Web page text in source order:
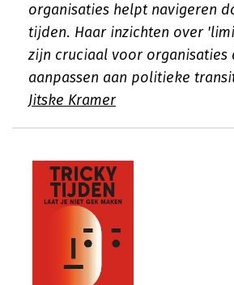
organisaties helpt navigeren
tijden. Haar inzichten over
zijn cruciaal voor organisaties
aanpassen aan politieke
Jitske Kramer